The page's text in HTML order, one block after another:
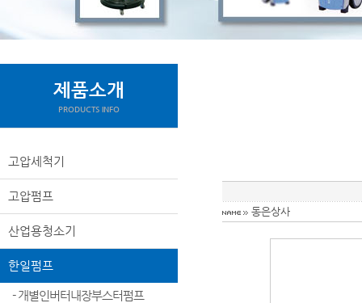
제품소개
PRODUCTS INFO
고압세척기
고압펌프
산업용청소기
한일펌프
- 개별인버터내장부스터펌프
동은상사